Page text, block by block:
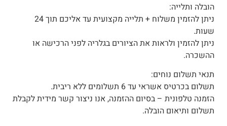
הובלה ותלייה:
ניתן להזמין משלוח + תלייה מקצועית עד אליכם תוך 24
שעות.
ניתן להזמין ולראות את הציורים בגלריה לפני הרכישה או
ההשכרה.
תנאי תשלום נוחים:
תשלום בכרטיס אשראי עד 6 תשלומים ללא ריבית.
הזמנה טלפונית – בסיום ההזמנה, אנו ניצור קשר מידית לקבלת
תשלום ותיאום הובלה.